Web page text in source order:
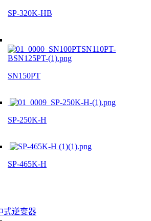
SP-320K-HB
SN150PT
SP-250K-H
SP-465K-H
式逆变器